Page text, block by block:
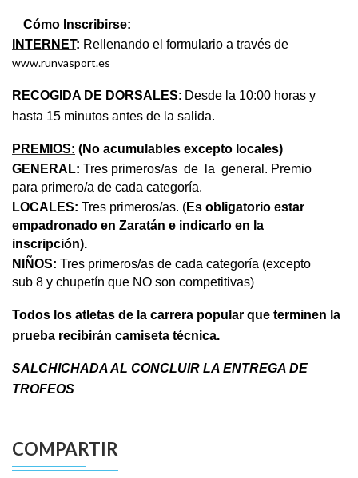
Cómo Inscribirse:
INTERNET: Rellenando el formulario a través de
www.runvasport.es
RECOGIDA DE DORSALES: Desde la 10:00 horas y
hasta 15 minutos antes de la salida.
PREMIOS: (No acumulables excepto locales)
GENERAL: Tres primeros/as de la general. Premio
para primero/a de cada categoría.
LOCALES: Tres primeros/as. (Es obligatorio estar
empadronado en Zaratán e indicarlo en la
inscripción).
NIÑOS: Tres primeros/as de cada categoría (excepto
sub 8 y chupetín que NO son competitivas)
Todos los atletas de la carrera popular que terminen la
prueba recibirán camiseta técnica.
SALCHICHADA AL CONCLUIR LA ENTREGA DE
TROFEOS
COMPARTIR